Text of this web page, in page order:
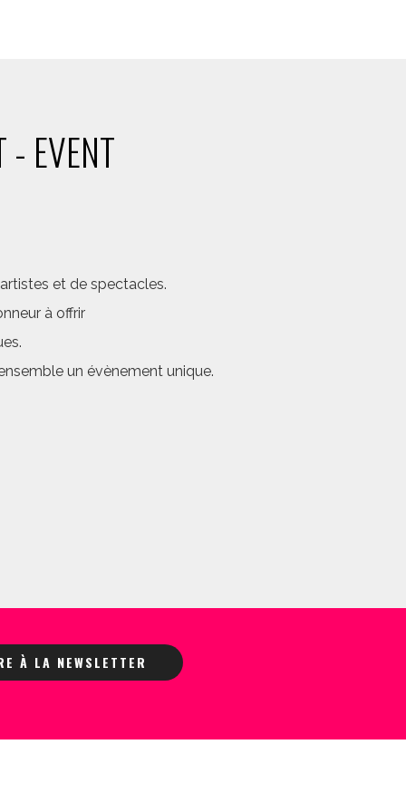
EVENT
et de spectacles.
à offrir
un évènement unique.
À LA NEWSLETTER